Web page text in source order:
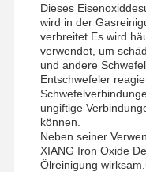
Anionisches
nichtionogenes
Kationisches
Dieses
wird in der
verbreitet.Es wird
verwendet, um
und andere
Entschwefeler
ungiftige
können.
Neben seiner
XIANG Iron Oxide
Ölreinigung